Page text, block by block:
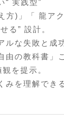
“ 実践型”
方)」「 龍ア
る” 設計。
な失敗と成
の教科書」
を提示。
を理解でき